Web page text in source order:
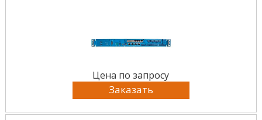
Цена по запросу
Заказать